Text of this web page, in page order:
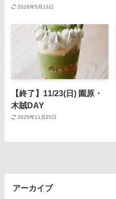
2026年5月13日
【終了】11/23(日) 園原・
木賊DAY
2025年11月25日
アーカイブ